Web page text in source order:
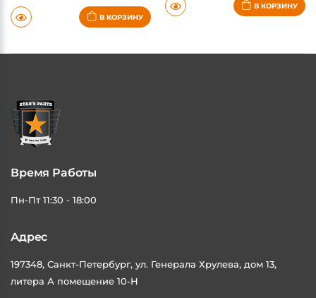
В КОРЗИНУ
В КОРЗИНУ
Время Работы
Пн-Пт 11:30 - 18:00
Адрес
197348, Санкт-Петербург, ул. Генерала Хрулева, дом 13,
литера А помещение 10-Н